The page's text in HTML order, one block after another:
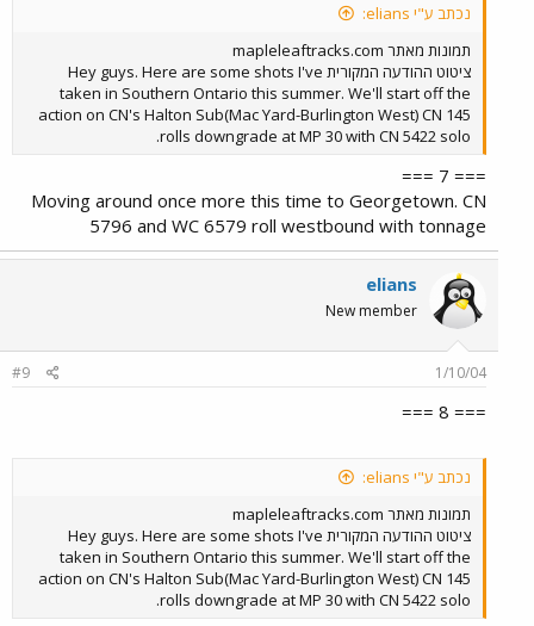
נכתב ע"י elians:
תמונות מאתר mapleleaftracks.com
ציטוט ההודעה המקורית Hey guys. Here are some shots I've
taken in Southern Ontario this summer. We'll start off the
action on CN's Halton Sub(Mac Yard-Burlington West) CN 145
rolls downgrade at MP 30 with CN 5422 solo.
=== 7 ===
Moving around once more this time to Georgetown. CN
5796 and WC 6579 roll westbound with tonnage
elians
New member
1/10/04
#9
=== 8 ===
נכתב ע"י elians:
תמונות מאתר mapleleaftracks.com
ציטוט ההודעה המקורית Hey guys. Here are some shots I've
taken in Southern Ontario this summer. We'll start off the
action on CN's Halton Sub(Mac Yard-Burlington West) CN 145
rolls downgrade at MP 30 with CN 5422 solo.